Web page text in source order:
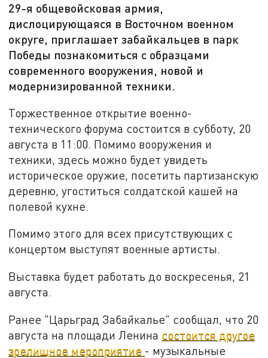
29-я общевойсковая армия,
дислоцирующаяся в Восточном военном
округе, приглашает забайкальцев в парк
Победы познакомиться с образцами
современного вооружения, новой и
модернизированной техники.
Торжественное открытие военно-
технического форума состоится в субботу, 20
августа в 11:00. Помимо вооружения и
техники, здесь можно будет увидеть
историческое оружие, посетить партизанскую
деревню, угоститься солдатской кашей на
полевой кухне.
Помимо этого для всех присутствующих с
концертом выступят военные артисты.
Выставка будет работать до воскресенья, 21
августа.
Ранее "Царьград Забайкалье" сообщал, что 20
августа на площади Ленина состоится другое
зрелищное мероприятие - музыкальные